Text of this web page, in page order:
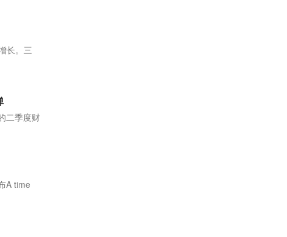
长。三
二季度财
A time